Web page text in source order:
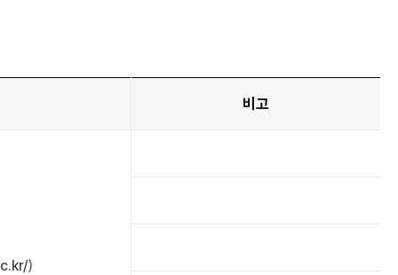
비고
)